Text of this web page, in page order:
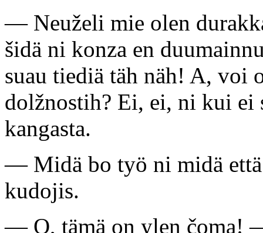
— Neuželi mie olen
šidä ni konza en
suau tiediä täh näh! A, voi
dolžnostih? Ei, ei, ni kui ei
kangasta.
— Midä bo työ ni midä
kudojis.
— O, tämä on ylen čoma!